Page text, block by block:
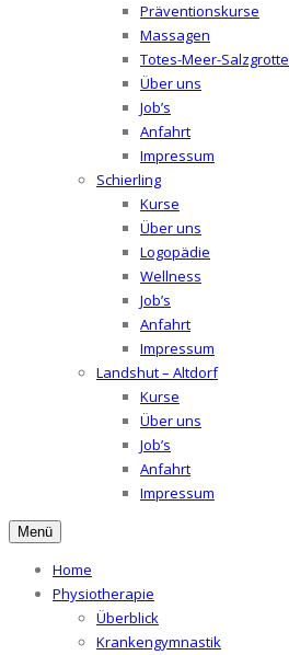
Präventionskurse
Massagen
Totes-Meer-Salzgrotte
Über uns
Job’s
Anfahrt
Impressum
Schierling
Kurse
Über uns
Logopädie
Wellness
Job’s
Anfahrt
Impressum
Landshut – Altdorf
Kurse
Über uns
Job’s
Anfahrt
Impressum
Menü
Home
Physiotherapie
Überblick
Krankengymnastik